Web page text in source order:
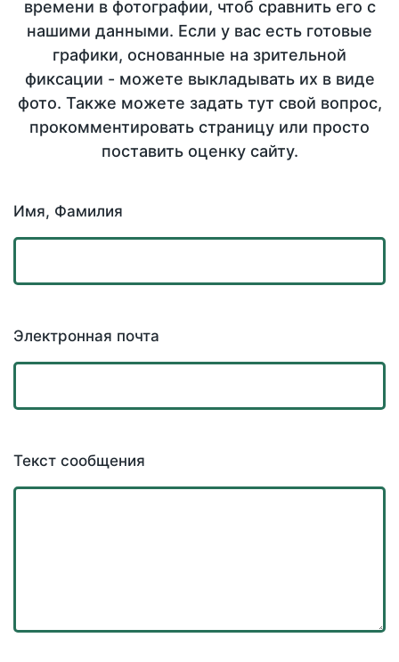
времени в фотографии, чтоб сравнить его с
нашими данными. Если у вас есть готовые
графики, основанные на зрительной
фиксации - можете выкладывать их в виде
фото. Также можете задать тут свой вопрос,
прокомментировать страницу или просто
поставить оценку сайту.
Имя, Фамилия
Электронная почта
Текст сообщения